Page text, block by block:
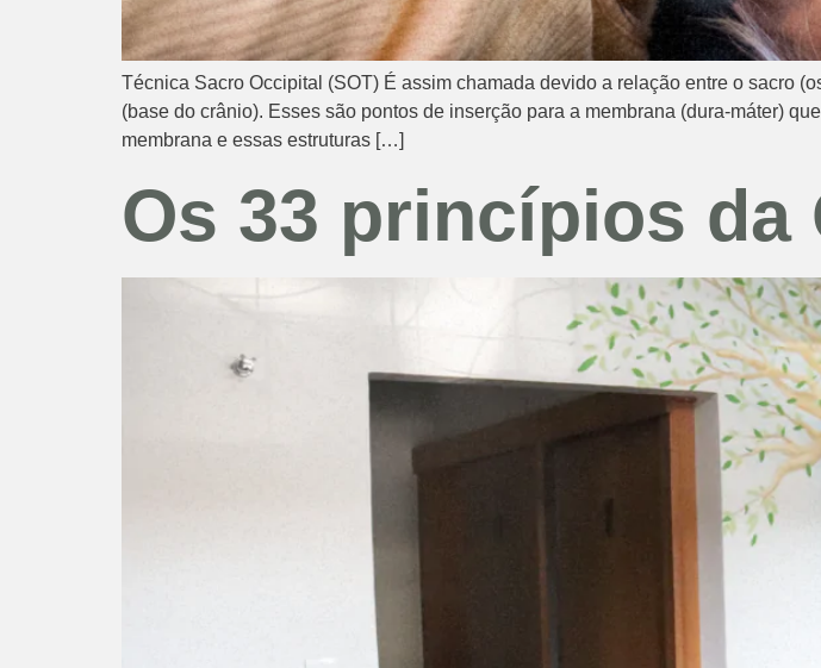
Técnica Sacro Occipital (SOT) É assim chamada devido a relação entre o sacro
(base do crânio). Esses são pontos de inserção para a membrana (dura-máter)
membrana e essas estruturas […]
Os 33 princípios da